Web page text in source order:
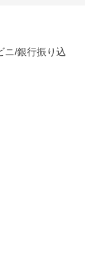
ニ/銀行振り込